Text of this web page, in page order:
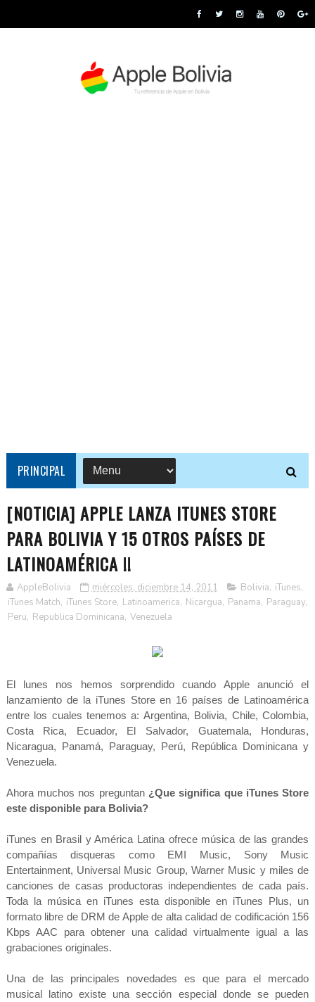
PRINCIPAL
[NOTICIA] APPLE LANZA ITUNES STORE
PARA BOLIVIA Y 15 OTROS PAÍSES DE
LATINOAMÉRICA !!
AppleBolivia miércoles, diciembre 14, 2011 Bolivia, iTunes,
iTunes Match, iTunes Store, Latinoamerica, Nicargua, Panama, Paraguay,
Peru, Republica Dominicana, Venezuela
El lunes nos hemos sorprendido cuando Apple anunció el
lanzamiento de la iTunes Store en 16 países de Latinoamérica
entre los cuales tenemos a: Argentina, Bolivia, Chile, Colombia,
Costa Rica, Ecuador, El Salvador, Guatemala, Honduras,
Nicaragua, Panamá, Paraguay, Perú, República Dominicana y
Venezuela.
Ahora muchos nos preguntan ¿Que significa que iTunes Store
este disponible para Bolivia?
iTunes en Brasil y América Latina ofrece música de las grandes
compañías disqueras como EMI Music, Sony Music
Entertainment, Universal Music Group, Warner Music y miles de
canciones de casas productoras independientes de cada país.
Toda la música en iTunes esta disponible en iTunes Plus, un
formato libre de DRM de Apple de alta calidad de codificación 156
Kbps AAC para obtener una calidad virtualmente igual a las
grabaciones originales.
Una de las principales novedades es que para el mercado
musical latino existe una sección especial donde se pueden